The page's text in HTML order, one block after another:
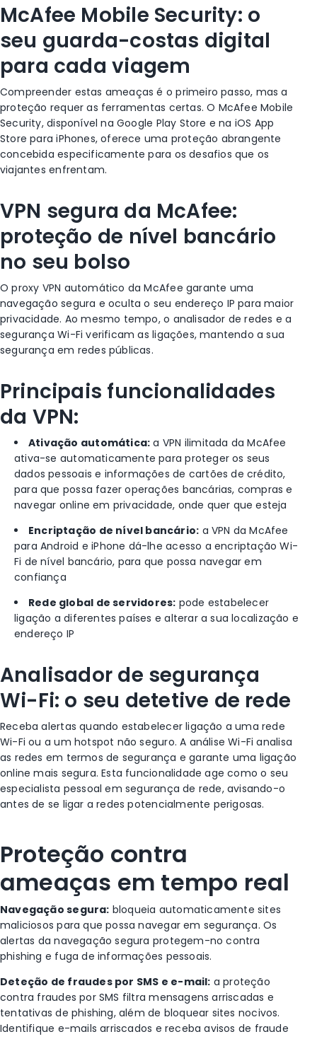
McAfee Mobile Security: o
seu guarda-costas digital
para cada viagem
Compreender estas ameaças é o primeiro passo, mas a
proteção requer as ferramentas certas. O McAfee Mobile
Security, disponível na Google Play Store e na iOS App
Store para iPhones, oferece uma proteção abrangente
concebida especificamente para os desafios que os
viajantes enfrentam.
VPN segura da McAfee:
proteção de nível bancário
no seu bolso
O proxy VPN automático da McAfee garante uma
navegação segura e oculta o seu endereço IP para maior
privacidade. Ao mesmo tempo, o analisador de redes e a
segurança Wi-Fi verificam as ligações, mantendo a sua
segurança em redes públicas.
Principais funcionalidades
da VPN:
Ativação automática: a VPN ilimitada da McAfee
ativa-se automaticamente para proteger os seus
dados pessoais e informações de cartões de crédito,
para que possa fazer operações bancárias, compras e
navegar online em privacidade, onde quer que esteja
Encriptação de nível bancário: a VPN da McAfee
para Android e iPhone dá-lhe acesso a encriptação Wi-
Fi de nível bancário, para que possa navegar em
confiança
Rede global de servidores: pode estabelecer
ligação a diferentes países e alterar a sua localização e
endereço IP
Analisador de segurança
Wi-Fi: o seu detetive de rede
Receba alertas quando estabelecer ligação a uma rede
Wi-Fi ou a um hotspot não seguro. A análise Wi-Fi analisa
as redes em termos de segurança e garante uma ligação
online mais segura. Esta funcionalidade age como o seu
especialista pessoal em segurança de rede, avisando-o
antes de se ligar a redes potencialmente perigosas.
Proteção contra
ameaças em tempo real
Navegação segura: bloqueia automaticamente sites
maliciosos para que possa navegar em segurança. Os
alertas da navegação segura protegem-no contra
phishing e fuga de informações pessoais.
Deteção de fraudes por SMS e e-mail: a proteção
contra fraudes por SMS filtra mensagens arriscadas e
tentativas de phishing, além de bloquear sites nocivos.
Identifique e-mails arriscados e receba avisos de fraude